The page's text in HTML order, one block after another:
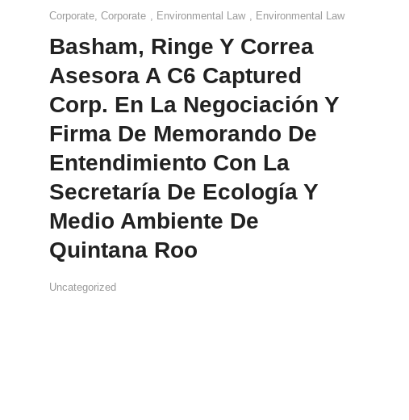
Corporate, Corporate , Environmental Law , Environmental Law
Basham, Ringe Y Correa
Asesora A C6 Captured
Corp. En La Negociación Y
Firma De Memorando De
Entendimiento Con La
Secretaría De Ecología Y
Medio Ambiente De
Quintana Roo
Uncategorized